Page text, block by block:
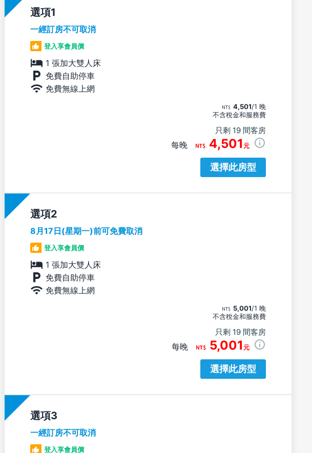
選項
一經訂房不可取消
登入享會員價
1 張加大雙人床
免費自助停車
免費無線上網
4,501/1 晚
不含稅金和服務費
只剩 19 間客房
每晚 4,501 元
選擇此房型
選項
8月17日(星期一)前可免費取消
登入享會員價
1 張加大雙人床
免費自助停車
免費無線上網
5,001/1 晚
不含稅金和服務費
只剩 19 間客房
每晚 5,001 元
選擇此房型
選項
一經訂房不可取消
登入享會員價